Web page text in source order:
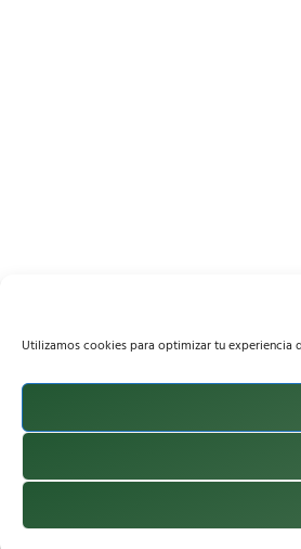
Utilizamos cookies para optimizar tu experiencia